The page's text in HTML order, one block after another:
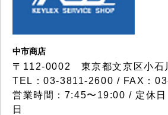
中市商店
〒112-0002 東京都文京区小石
TEL：03-3811-2600 / FAX：
営業時間：7:45〜19:00 / 定休日
日